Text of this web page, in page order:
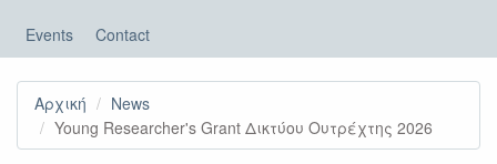
Events Contact
Αρχική
News
Young Researcher's Grant Δικτύου Ουτρέχτης 2026